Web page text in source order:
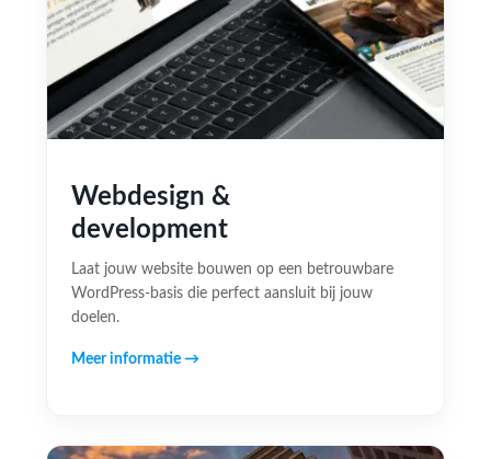
Webdesign &
development
Laat jouw website bouwen op een betrouwbare
WordPress-basis die perfect aansluit bij jouw
doelen.
Meer informatie →